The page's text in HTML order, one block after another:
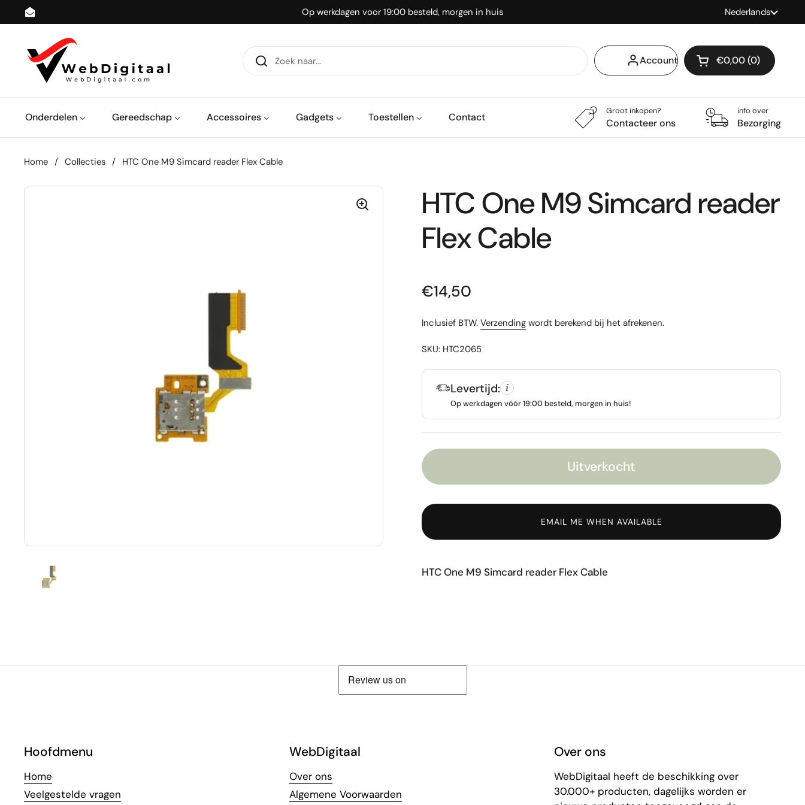
Ga naar content
Email
Op werkdagen voor 19:00 besteld, morgen in huis Taal
Nederlands
Account Winkelwagentje
Winkelmand Totaal:
€0,00 0
producten in je
Onderdelen Gereedschap Accessoires Gadgets Toestellen Contact
Groot inkopen?
Contacteer ons
info over
Bezorging
Home / Collecties / HTC One M9 Simcard reader Flex Cable
HTC One M9 Simcard reader
Flex Cable
Prijs:
€14,50
Inclusief BTW. Verzending wordt berekend bij het afrekenen.
SKU: HTC2065
Levertijd:
Op werkdagen vóór 19:00 besteld, morgen in huis!
Uitverkocht
EMAIL ME WHEN AVAILABLE
HTC One M9 Simcard reader Flex Cable
Hoofdmenu
Home
Veelgestelde vragen
WebDigitaal
Over ons
Algemene Voorwaarden
Over ons
WebDigitaal heeft de beschikking over
30.000+ producten, dagelijks worden er